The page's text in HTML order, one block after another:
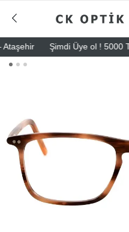
Şimdi Üye ol ! 5000 TL